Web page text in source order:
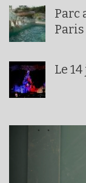
Parc
Paris
Le